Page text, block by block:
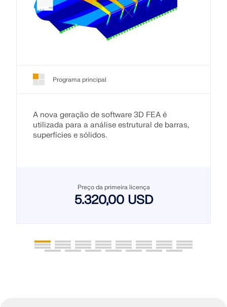
Programa principal
A nova geração de software 3D FEA é
utilizada para a análise estrutural de barras,
superfícies e sólidos.
Preço da primeira licença
5.320,00 USD